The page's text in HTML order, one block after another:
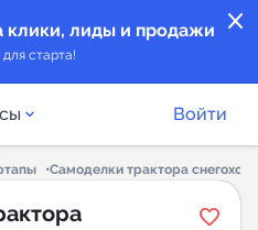
close
клики, лиды и продажи
старта!
Войти
Самоделки трактора